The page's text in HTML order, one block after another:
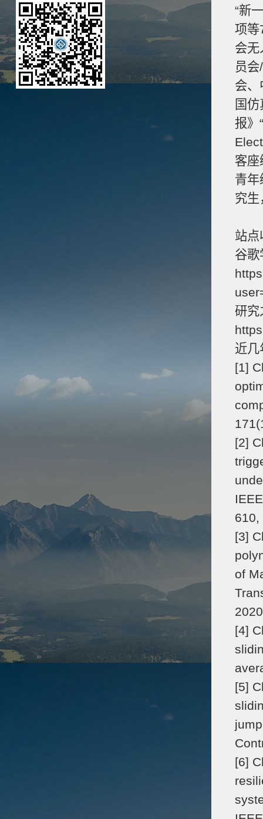
“新
项等
会无
员
会、
国
报》
客座
青年
究生
站点
谷
研究
近几
[1]
[2]
610,
[3]
of
[4]
[5]
[6]